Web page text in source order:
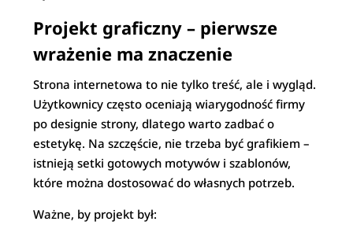
Projekt graficzny – pierwsze
wrażenie ma znaczenie
Strona internetowa to nie tylko treść, ale i wygląd.
Użytkownicy często oceniają wiarygodność firmy
po designie strony, dlatego warto zadbać o
estetykę. Na szczęście, nie trzeba być grafikiem –
istnieją setki gotowych motywów i szablonów,
które można dostosować do własnych potrzeb.
Ważne, by projekt był: